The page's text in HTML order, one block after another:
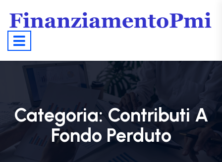
Categoria:Contributi A
Fondo Perduto